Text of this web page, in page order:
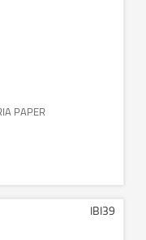
PAPER
IBI39